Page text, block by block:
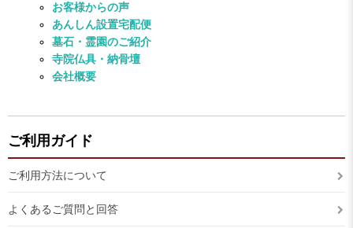
お客様からの声
あんしん設置宅配便
墓石・霊園のご紹介
寺院仏具・納骨壇
会社概要
ご利用ガイド
ご利用方法について
よくあるご質問と回答